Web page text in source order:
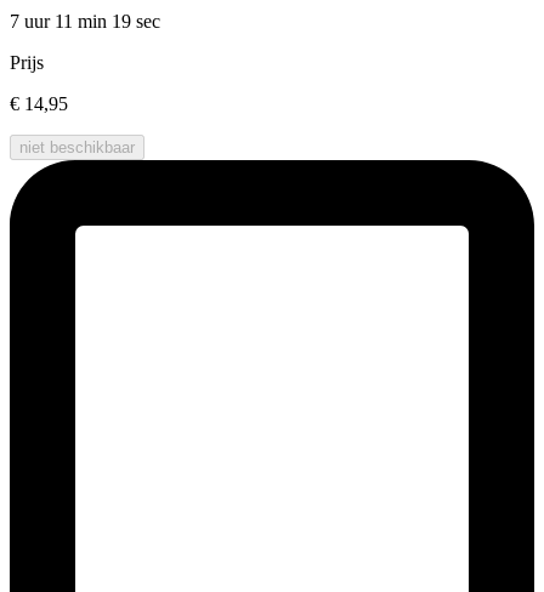
7 uur 11 min 19 sec
Prijs
€ 14,95
niet beschikbaar